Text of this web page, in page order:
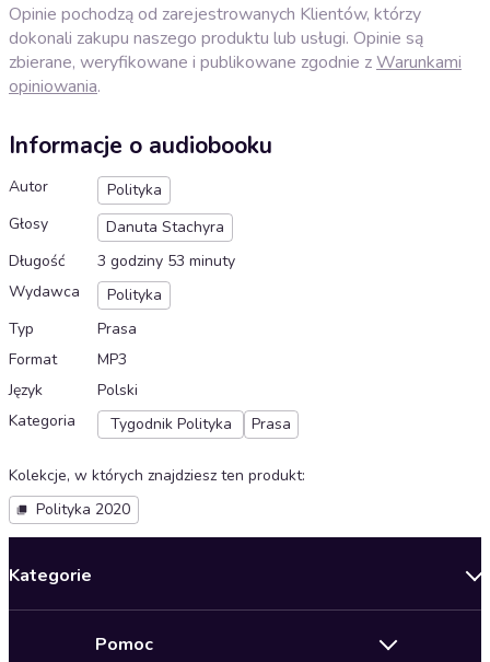
Opinie pochodzą od zarejestrowanych Klientów, którzy
dokonali zakupu naszego produktu lub usługi. Opinie są
zbierane, weryfikowane i publikowane zgodnie zWarunkami
opiniowania.
Informacje o audiobooku
Autor
Polityka
Głosy
Danuta Stachyra
Długość
3 godziny 53 minuty
Wydawca
Polityka
Typ
Prasa
Format
MP3
Język
Polski
Kategoria
Tygodnik Polityka Prasa
Kolekcje, w których znajdziesz ten produkt:
Polityka 2020
Kategorie
Pomoc